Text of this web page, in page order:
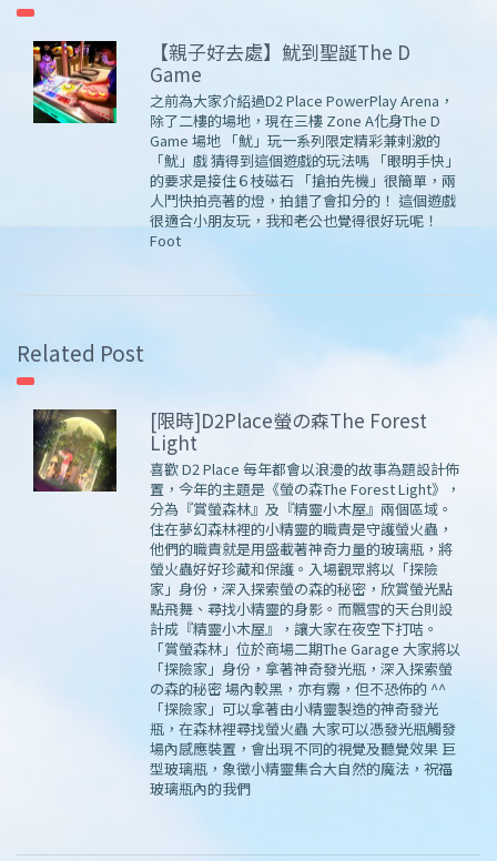
【親子好去處】魷到聖誕The D
Game
之前為大家介紹過D2 Place PowerPlay Arena，
除了二樓的場地，現在三樓 Zone A化身The D
Game 場地 「魷」玩一系列限定精彩兼剌激的
「魷」戲 猜得到這個遊戲的玩法嗎 「眼明手快」
的要求是接住６枝磁石 「搶拍先機」很簡單，兩
人鬥快拍亮著的燈，拍錯了會扣分的！ 這個遊戲
很適合小朋友玩，我和老公也覺得很好玩呢！
Foot
Related Post
[限時]D2Place螢の森The Forest
Light
喜歡 D2 Place 每年都會以浪漫的故事為題設計佈
置，今年的主題是《螢の森The Forest Light》，
分為『賞螢森林』及『精靈小木屋』兩個區域。
住在夢幻森林裡的小精靈的職責是守護螢火蟲，
他們的職責就是用盛載著神奇力量的玻璃瓶，將
螢火蟲好好珍藏和保護。入場觀眾將以「探險
家」身份，深入探索螢の森的秘密，欣賞螢光點
點飛舞、尋找小精靈的身影。而飄雪的天台則設
計成『精靈小木屋』，讓大家在夜空下打咭。
「賞螢森林」位於商場二期The Garage 大家將以
「探險家」身份，拿著神奇發光瓶，深入探索螢
の森的秘密 場內較黑，亦有霧，但不恐佈的 ^^
「探險家」可以拿著由小精靈製造的神奇發光
瓶，在森林裡尋找螢火蟲 大家可以憑發光瓶觸發
場內感應裝置，會出現不同的視覺及聽覺效果 巨
型玻璃瓶，象徵小精靈集合大自然的魔法，祝福
玻璃瓶內的我們